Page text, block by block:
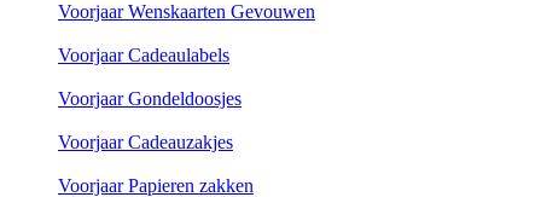
Voorjaar Wenskaarten Gevouwen
Voorjaar Cadeaulabels
Voorjaar Gondeldoosjes
Voorjaar Cadeauzakjes
Voorjaar Papieren zakken